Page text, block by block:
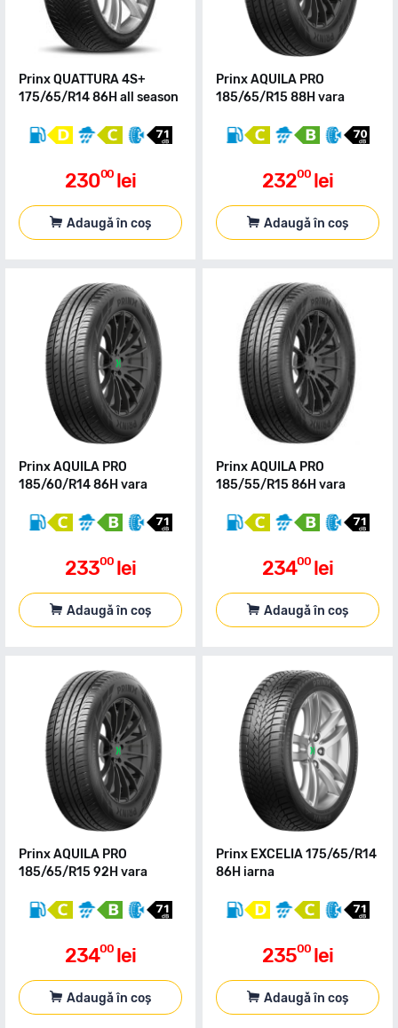
Prinx QUATTURA 4S+
175/65/R14 86H all season
23000 lei
Adaugă în coș
Prinx AQUILA PRO
185/65/R15 88H vara
23200 lei
Adaugă în coș
Prinx AQUILA PRO
185/60/R14 86H vara
23300 lei
Adaugă în coș
Prinx AQUILA PRO
185/55/R15 86H vara
23400 lei
Adaugă în coș
Prinx AQUILA PRO
185/65/R15 92H vara
23400 lei
Adaugă în coș
Prinx EXCELIA 175/65/R14
86H iarna
23500 lei
Adaugă în coș